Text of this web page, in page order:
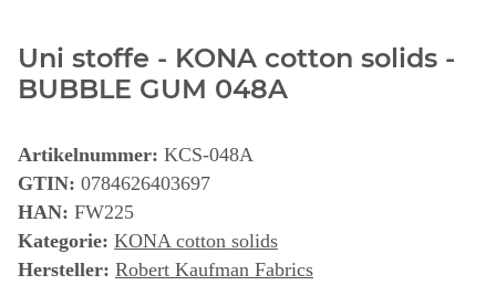
Uni stoffe - KONA cotton solids -
BUBBLE GUM 048A
Artikelnummer: KCS-048A
GTIN: 0784626403697
HAN: FW225
Kategorie: KONA cotton solids
Hersteller: Robert Kaufman Fabrics